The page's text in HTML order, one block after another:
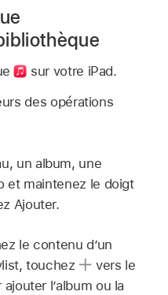
sur votre iPad.
des opérations
un album, une
et maintenez le doigt
Ajouter.
le contenu d’un
touchez
vers le
l’album ou la